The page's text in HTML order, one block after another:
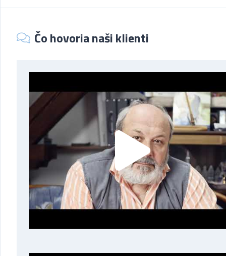
Čo hovoria naši klienti